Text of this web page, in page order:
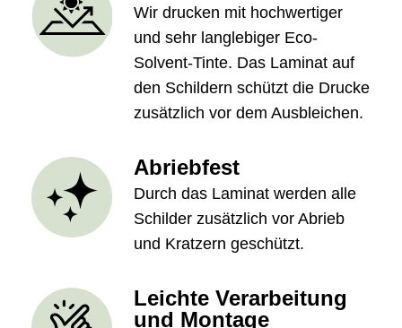
Wir drucken mit hochwertiger
und sehr langlebiger Eco-
Solvent-Tinte. Das Laminat auf
den Schildern schützt die Drucke
zusätzlich vor dem Ausbleichen.
Abriebfest
Durch das Laminat werden alle
Schilder zusätzlich vor Abrieb
und Kratzern geschützt.
Leichte Verarbeitung
und Montage